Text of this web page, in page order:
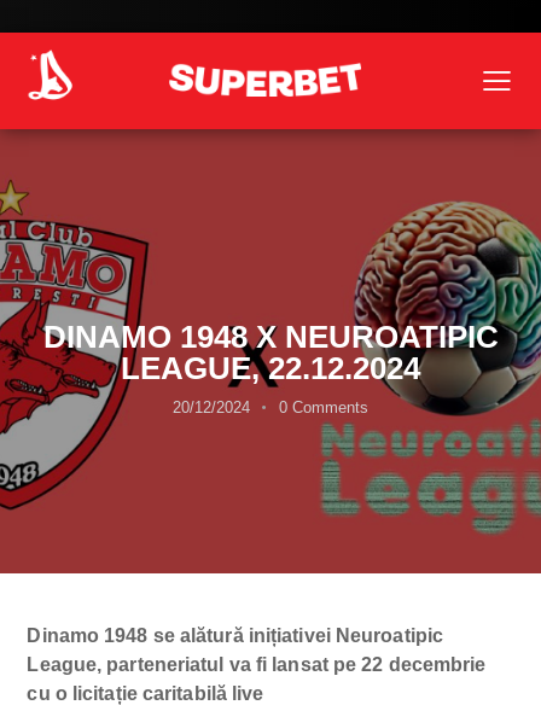
DINAMO 1948 X NEUROATIPIC
LEAGUE, 22.12.2024
20/12/2024 0 Comments
Dinamo 1948 se alătură inițiativei Neuroatipic
League, parteneriatul va fi lansat pe 22 decembrie
cu o licitație caritabilă live